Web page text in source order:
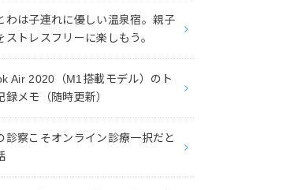
わは子連れに優しい温泉宿。親子
ストレスフリーに楽しもう。
Air 2020（M1搭載モデル）のト
録メモ（随時更新）
診察こそオンライン診療一択だと